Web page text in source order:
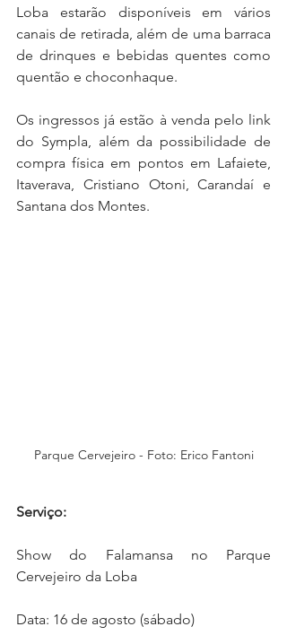
Loba estarão disponíveis em vários
canais de retirada, além de uma barraca
de drinques e bebidas quentes como
quentão e choconhaque.
Os ingressos já estão à venda pelo link
do Sympla, além da possibilidade de
compra física em pontos em Lafaiete,
Itaverava, Cristiano Otoni, Carandaí e
Santana dos Montes.
Parque Cervejeiro - Foto: Erico Fantoni
Serviço:
Show do Falamansa no Parque
Cervejeiro da Loba
Data: 16 de agosto (sábado)